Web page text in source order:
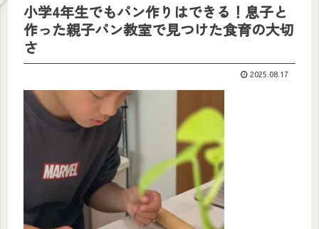
小学4年生でもパン作りはできる！息子と
作った親子パン教室で見つけた食育の大切
さ
2025.08.17